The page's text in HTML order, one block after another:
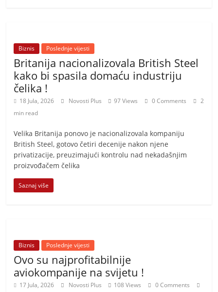
Biznis Poslednje vijesti
Britanija nacionalizovala British Steel
kako bi spasila domaću industriju
čelika !
18 Jula, 2026 Novosti Plus 97 Views 0 Comments
2
min read
Velika Britanija ponovo je nacionalizovala kompaniju
British Steel, gotovo četiri decenije nakon njene
privatizacije, preuzimajući kontrolu nad nekadašnjim
proizvođačem čelika
Saznaj više
Biznis Poslednje vijesti
Ovo su najprofitabilnije
aviokompanije na svijetu !
17 Jula, 2026 Novosti Plus 108 Views 0 Comments